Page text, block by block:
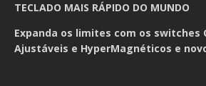
TECLADO MAIS RÁPIDO DO MUNDO
Expanda os limites com os switches
Ajustáveis e HyperMagnéticos e